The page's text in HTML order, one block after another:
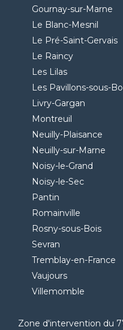
Gournay-sur-Marne
Le Blanc-Mesnil
Le Pré-Saint-Gervais
Le Raincy
Les Lilas
Les Pavillons-sous-
Livry-Gargan
Montreuil
Neuilly-Plaisance
Neuilly-sur-Marne
Noisy-le-Grand
Noisy-le-Sec
Pantin
Romainville
Rosny-sous-Bois
Sevran
Tremblay-en-France
Vaujours
Villemomble
Zone d'intervention du